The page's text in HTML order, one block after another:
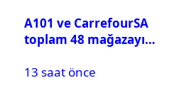
A101 ve CarrefourSA
toplam 48 mağazayı
13 saat önce